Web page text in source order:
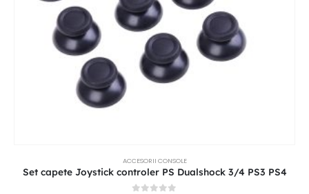
ACCESORII CONSOLE
Set capete Joystick controler PS Dualshock 3/4 PS3 PS4